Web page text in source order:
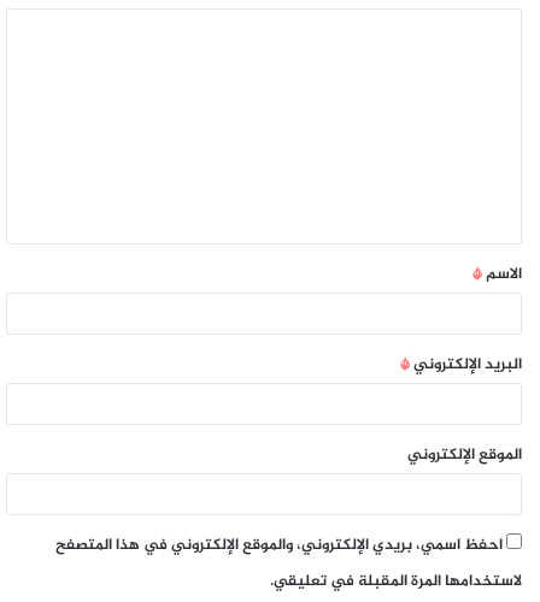
الاسم*
البريد الإلكتروني*
الموقع الإلكتروني
احفظ اسمي، بريدي الإلكتروني، والموقع الإلكتروني في هذا المتصفح
لاستخدامها المرة المقبلة في تعليقي.